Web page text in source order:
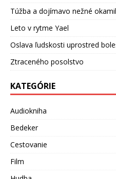
Túžba a dojímavo nežné
Leto v rytme Yael
Oslava ľudskosti uprostred
Ztraceného posolstvo
KATEGÓRIE
Audiokniha
Bedeker
Cestovanie
Film